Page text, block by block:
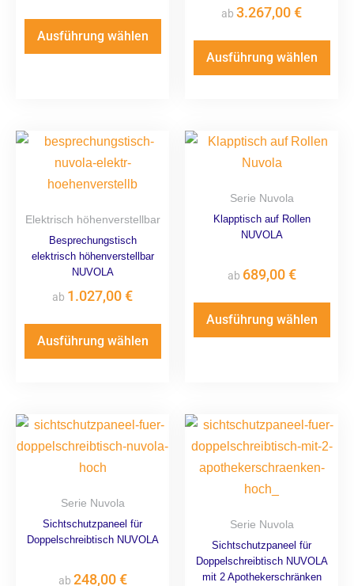
Ausführung wählen
ab 3.267,00€
Ausführung wählen
Elektrisch höhenverstellbar
Besprechungstisch
elektrisch höhenverstellbar
NUVOLA
ab 1.027,00€
Ausführung wählen
Serie Nuvola
Klapptisch auf Rollen
NUVOLA
ab 689,00€
Ausführung wählen
Serie Nuvola
Sichtschutzpaneel für
Doppelschreibtisch NUVOLA
ab 248,00€
Serie Nuvola
Sichtschutzpaneel für
Doppelschreibtisch NUVOLA
mit 2 Apothekerschränken